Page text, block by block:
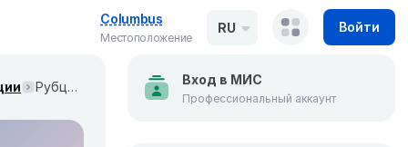
Columbus
Местоположение
RU Войти
Рубцы от угревой сыпи (JAAD, июнь 2024) Вход в МИС
Профессиональный аккаунт